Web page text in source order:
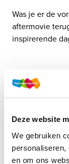
Deze website
We gebruiken
en om ons
Was je er de
aftermovie
inspirerende